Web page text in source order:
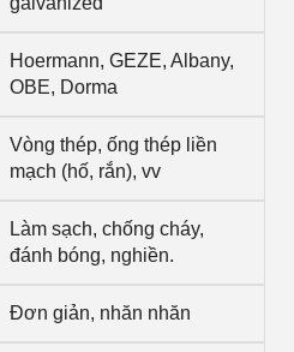
Hoermann, GEZE, Albany,
OBE, Dorma
Vòng thép, ống thép liền
mạch (hố, rắn), vv
Làm sạch, chống cháy,
đánh bóng, nghiền.
Đơn giản, nhăn nhăn